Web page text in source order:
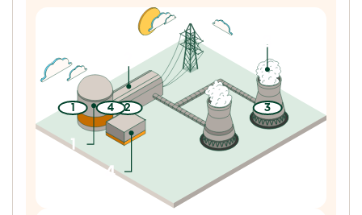
1 2 3
4